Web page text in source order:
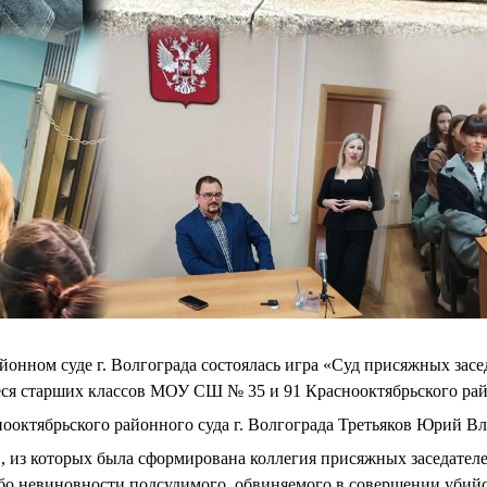
суде г. Волгограда состоялась игра «Суд присяжных
старших классов МОУ СШ № 35 и 91 Краснооктябрьского
районного суда г. Волгограда Третьяков Юрий
была сформирована коллегия присяжных